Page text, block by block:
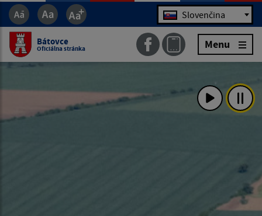
Jazyk Slovenčina
Bátovce
Oficiálna stránka Menu